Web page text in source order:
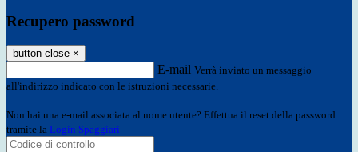
Recupero password
button close ×
E-mail Verrà inviato un messaggio
all'indirizzo indicato con le istruzioni necessarie.
Non hai una e-mail associata al nome utente? Effettua il reset della password
tramite la Login Spaggiari